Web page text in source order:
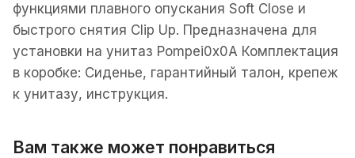
функциями плавного опускания Soft Close и
быстрого снятия Clip Up. Предназначена для
установки на унитаз Pompei0x0A Комплектация
в коробке: Сиденье, гарантийный талон, крепеж
к унитазу, инструкция.
Вам также может понравиться